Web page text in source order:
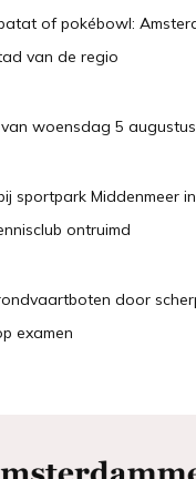
of pokébowl:
van de regio
woensdag 5 augustus
sportpark Middenmeer
ontruimd
door
examen